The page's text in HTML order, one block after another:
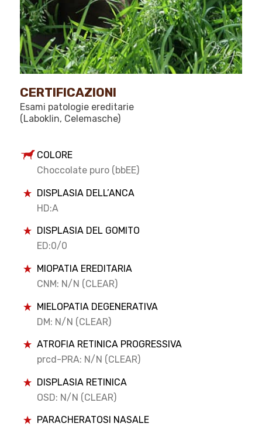
CERTIFICAZIONI
Esami patologie ereditarie
(Laboklin, Celemasche)
COLORE
Choccolate puro (bbEE)
DISPLASIA DELL’ANCA
HD:A
DISPLASIA DEL GOMITO
ED:0/0
MIOPATIA EREDITARIA
CNM: N/N (CLEAR)
MIELOPATIA DEGENERATIVA
DM: N/N (CLEAR)
ATROFIA RETINICA PROGRESSIVA
prcd-PRA: N/N (CLEAR)
DISPLASIA RETINICA
OSD: N/N (CLEAR)
PARACHERATOSI NASALE